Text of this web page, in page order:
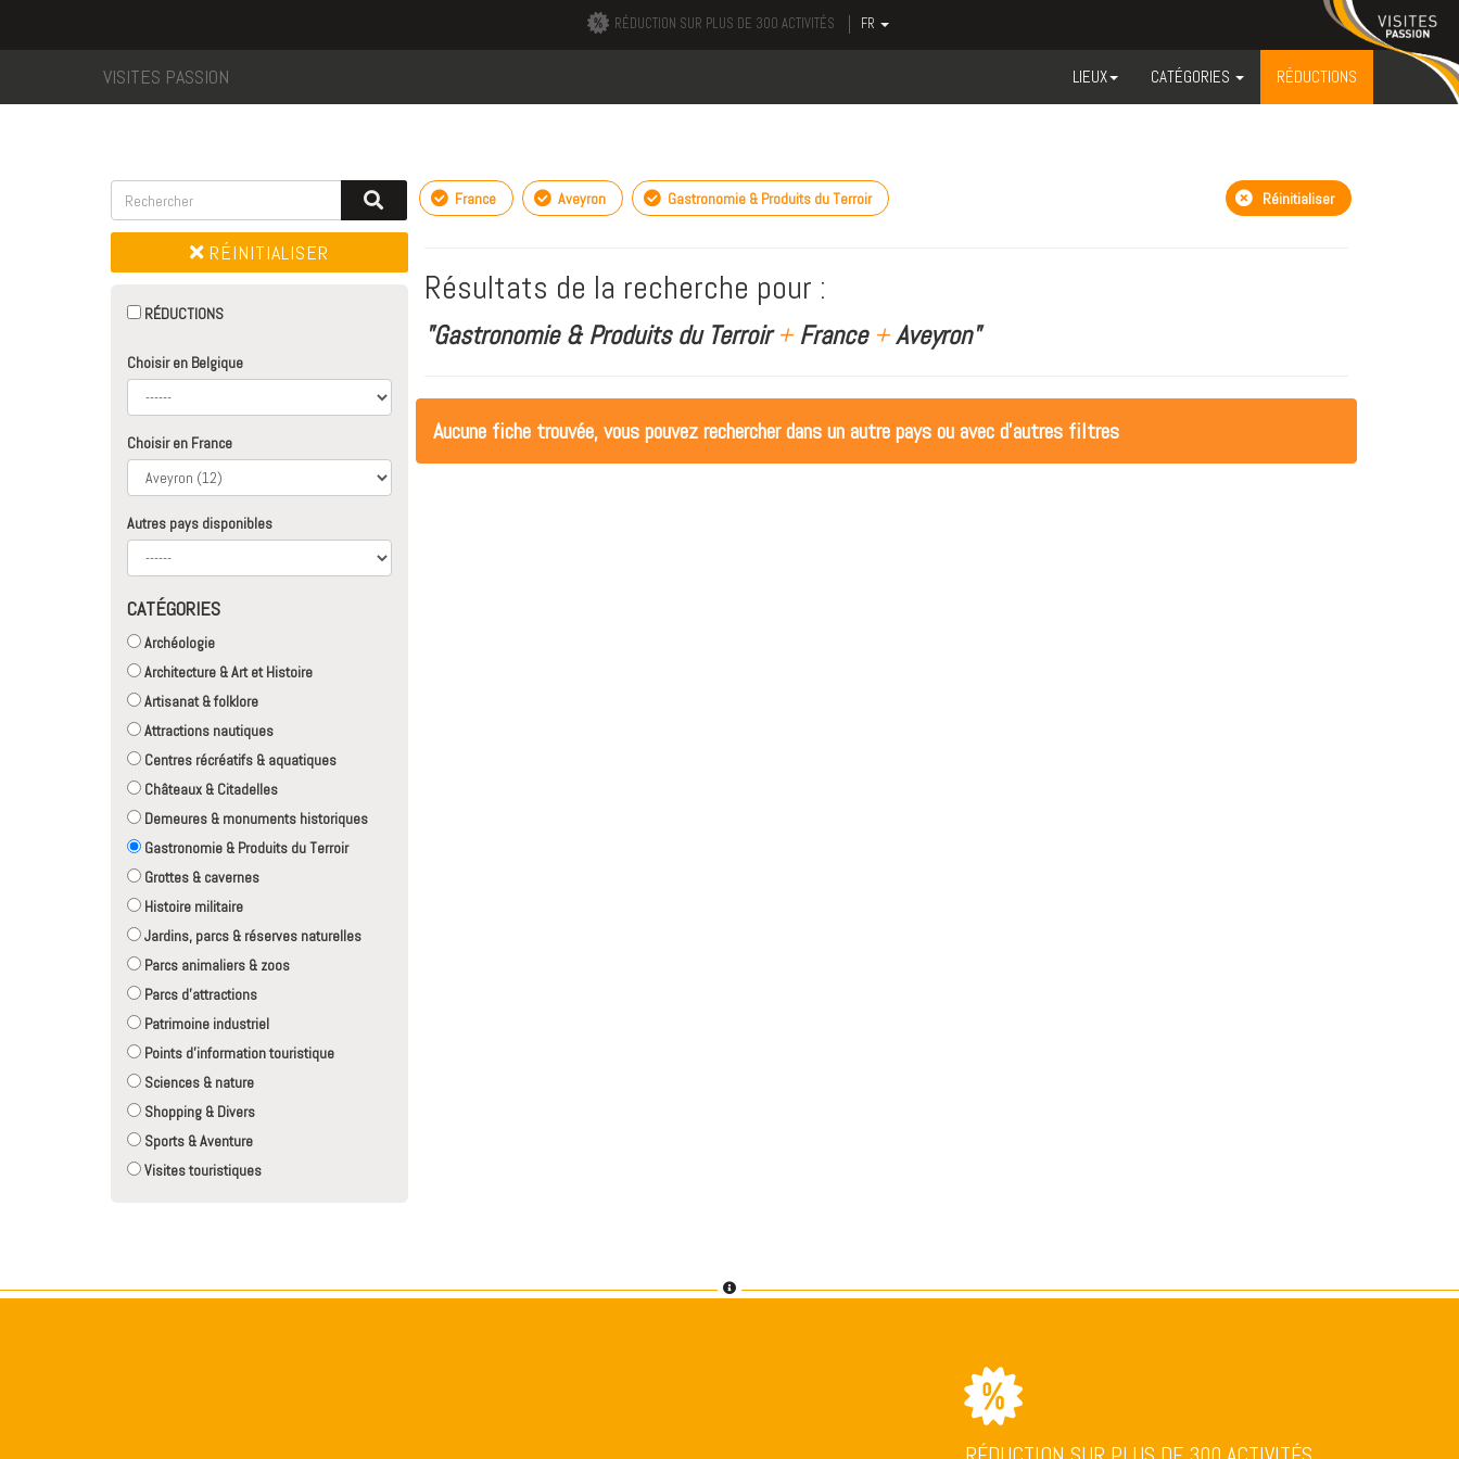
RÉDUCTION SUR PLUS DE 300 ACTIVITÉS FR
VISITES PASSION LIEUX CATÉGORIES RÉDUCTIONS
RÉINITIALISER
RÉDUCTIONS
Choisir en Belgique
Choisir en France
Autres pays disponibles
CATÉGORIES
Archéologie
Architecture & Art et Histoire
Artisanat & folklore
Attractions nautiques
Centres récréatifs & aquatiques
Châteaux & Citadelles
Demeures & monuments historiques
Gastronomie & Produits du Terroir
Grottes & cavernes
Histoire militaire
Jardins, parcs & réserves naturelles
Parcs animaliers & zoos
Parcs d'attractions
Patrimoine industriel
Points d'information touristique
Sciences & nature
Shopping & Divers
Sports & Aventure
Visites touristiques
France Aveyron Gastronomie & Produits du Terroir Réinitialiser
Résultats de la recherche pour :
"Gastronomie & Produits du Terroir+France +Aveyron"
Aucune fiche trouvée, vous pouvez rechercher dans un autre pays ou avec d'autres filtres